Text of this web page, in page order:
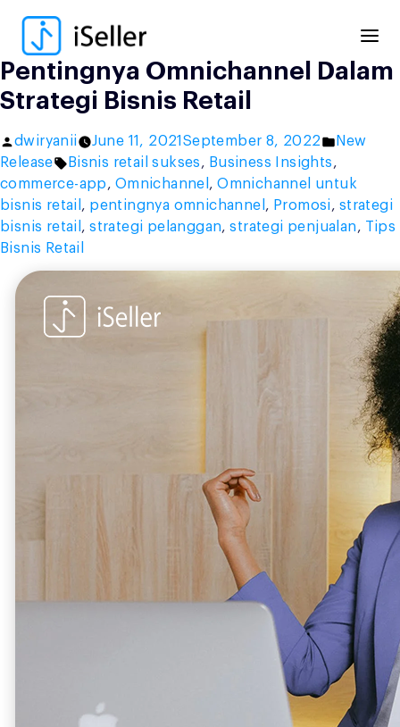
content
Pentingnya Omnichannel Dalam
Strategi Bisnis Retail
Posted
by
dwiryanii June 11, 2021 September 8, 2022
Posted
New
Release
Tags:
Bisnis retail sukses, Business Insights,
commerce-app, Omnichannel ,Omnichannel untuk
bisnis retail , pentingnya omnichannel , Promosi, strategi
bisnis retail ,strategi pelanggan,strategi penjualan, Tips
Bisnis Retail